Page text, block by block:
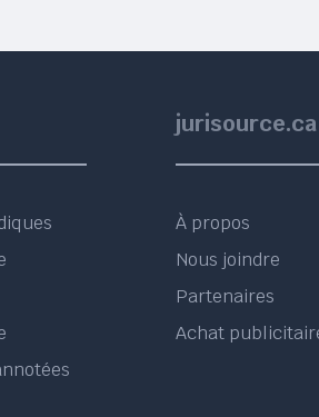
jurisource.ca
À propos
Nous joindre
Partenaires
Achat